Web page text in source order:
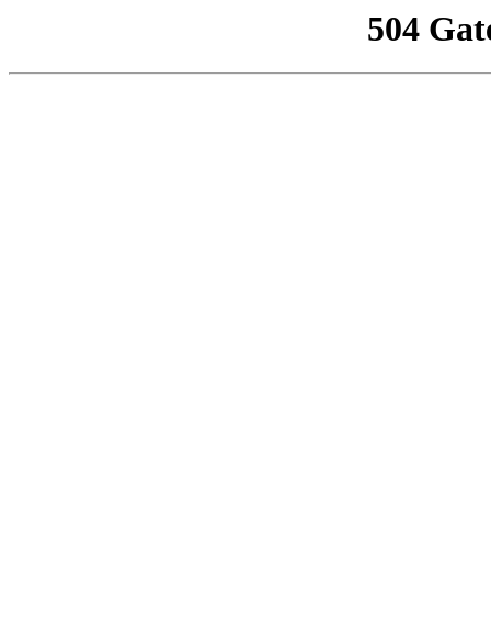
504